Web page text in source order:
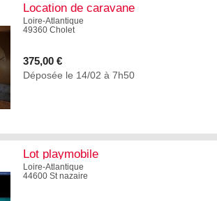
Location de caravane
Loire-Atlantique
49360 Cholet
375,00 €
Déposée le 14/02 à 7h50
Lot playmobile
Loire-Atlantique
44600 St nazaire